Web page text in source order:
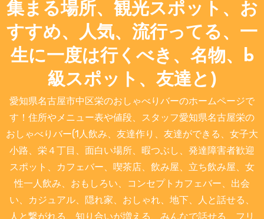
集まる場所、観光スポット、お
すすめ、人気、流行ってる、一
生に一度は行くべき、名物、b
級スポット、友達と)
愛知県名古屋市中区栄のおしゃべりバーのホームページで
す！住所やメニュー表や値段、スタッフ愛知県名古屋栄の
おしゃべりバー(1人飲み、友達作り、友達ができる、女子大
小路、栄４丁目、面白い場所、暇つぶし、発達障害者歓迎
スポット、カフェバー、喫茶店、飲み屋、立ち飲み屋、女
性一人飲み、おもしろい、コンセプトカフェバー、出会
い、カジュアル、隠れ家、おしゃれ、地下、人と話せる、
人と繋がれる、知り合いが増える、みんなで話せる、フリ